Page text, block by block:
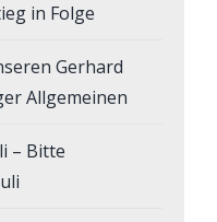
in Folge
Gerhard
Allgemeinen
– Bitte